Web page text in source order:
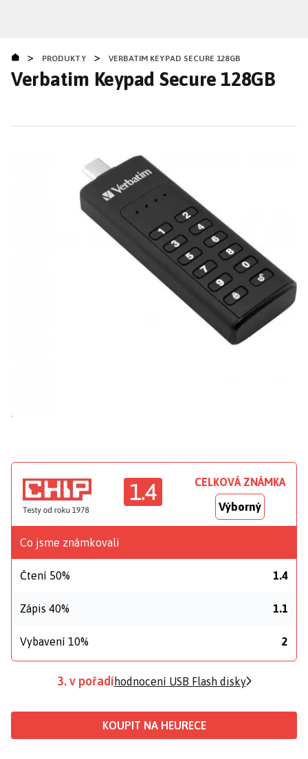
obsahu
> PRODUKTY > VERBATIM KEYPAD SECURE 128GB
Verbatim Keypad Secure 128GB
1.4 CELKOVÁ ZNÁMKA
Výborný
Co jsme známkovali
Čtení 50% 1.4
Zápis 40% 1.1
Vybavení 10% 2
3. v pořadí hodnocení USB Flash disky
KOUPIT NA HEURECE